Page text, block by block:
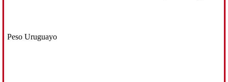
Peso Uruguayo